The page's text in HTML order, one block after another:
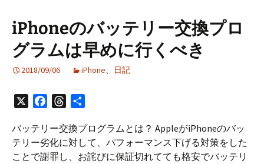
プ
iPhoneのバッテリー交換プロ
グラムは早めに行くべき
2018/09/06 iPhone、 日記
FacebookThreads
バッテリー交換プログラムとは？ AppleがiPhoneのバッ
テリー劣化に対して、パフォーマンス下げる対策をした
ことで謝罪し、お詫びに保証切れてても格安でバッテリ